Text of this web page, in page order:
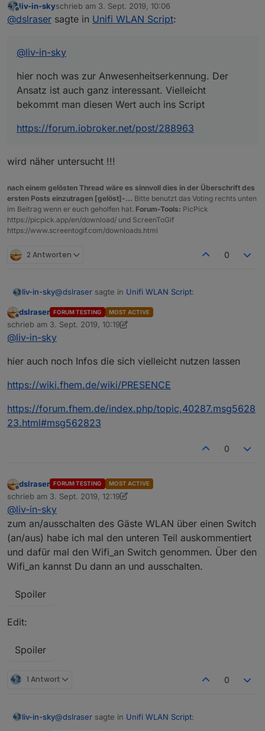
hier noch was zur Anwesenheitserkennung. Der
Ansatz ist auch ganz interessant. Vielleicht bekommt
Offline
liv-in-skyschrieb am 3. Sept. 2019, 10:06
zuletzt editiert von
@dslraser sagte in Unifi WLAN Script:
@liv-in-sky
hier noch was zur Anwesenheitserkennung. Der
Ansatz ist auch ganz interessant. Vielleicht
bekommt man diesen Wert auch ins Script
https://forum.iobroker.net/post/288963
wird näher untersucht !!!
nach einem gelösten Thread wäre es sinnvoll dies in der Überschrift des
ersten Posts einzutragen [gelöst]-... Bitte benutzt das Voting rechts unten
im Beitrag wenn er euch geholfen hat. Forum-Tools: PicPick
https://picpick.app/en/download/ und ScreenToGif
https://www.screentogif.com/downloads.html
2 Antworten 0
liv-in-sky@dslraser sagte in Unifi WLAN Script:
@liv-in-sky
Der Ansatz ist auch ganz interessant. Vielleicht
bekommt man diesen Wert auch ins Script
https://forum.iobroker.net/post/288963
wird näher untersucht !!!
Offline
dslraser FORUM TESTING MOST ACTIVE
schrieb am 3. Sept. 2019, 10:19
zuletzt editiert von dslraser9. März 2019, 12:19
@liv-in-sky
hier auch noch Infos die sich vielleicht nutzen lassen
https://wiki.fhem.de/wiki/PRESENCE
https://forum.fhem.de/index.php/topic,40287.msg5628
23.html#msg562823
0
Offline
dslraser FORUM TESTING MOST ACTIVE
schrieb am 3. Sept. 2019, 12:19
zuletzt editiert von dslraser9. März 2019, 14:45
@liv-in-sky
zum an/ausschalten des Gäste WLAN über einen Switch
(an/aus) habe ich mal den unteren Teil auskommentiert
und dafür mal den Wifi_an Switch genommen. Über den
Wifi_an kannst Du dann an und ausschalten.
Spoiler
Edit:
Spoiler
1 Antwort 0
liv-in-sky@dslraser sagte in Unifi WLAN Script: